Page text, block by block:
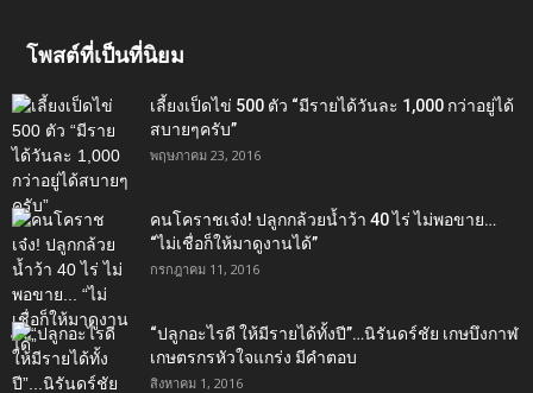
โพสต์ที่เป็นที่นิยม
เลี้ยงเป็ดไข่ 500 ตัว “มีรายได้วันละ 1,000 กว่าอยู่ได้
สบายๆครับ”
พฤษภาคม 23, 2016
คนโคราชเจ๋ง! ปลูกกล้วยน้ำว้า 40 ไร่ ไม่พอขาย…
“ไม่เชื่อก็ให้มาดูงานได้”‬
กรกฎาคม 11, 2016
“ปลูกอะไรดี ให้มีรายได้ทั้งปี”…นิรันดร์ชัย เกษบึงกาฬ
เกษตรกรหัวใจแกร่ง มีคำตอบ
สิงหาคม 1, 2016